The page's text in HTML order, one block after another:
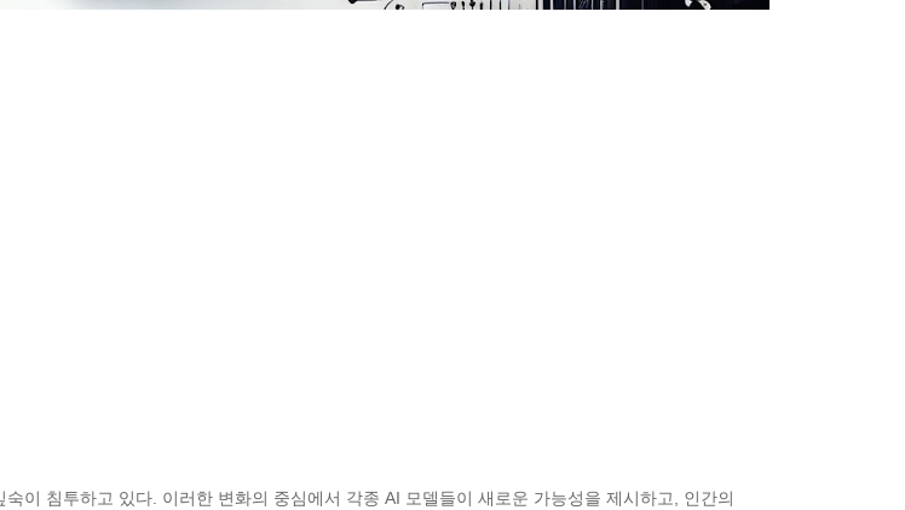
이 침투하고 있다. 이러한 변화의 중심에서 각종 AI 모델들이 새로운 가능성을 제시하고, 인간의